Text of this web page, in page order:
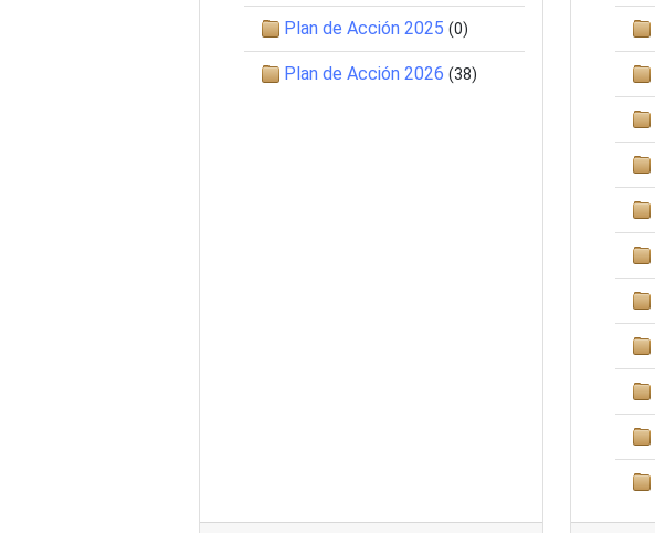
Plan de Acción 2025 (0)
Plan de Acción 2026 (38)